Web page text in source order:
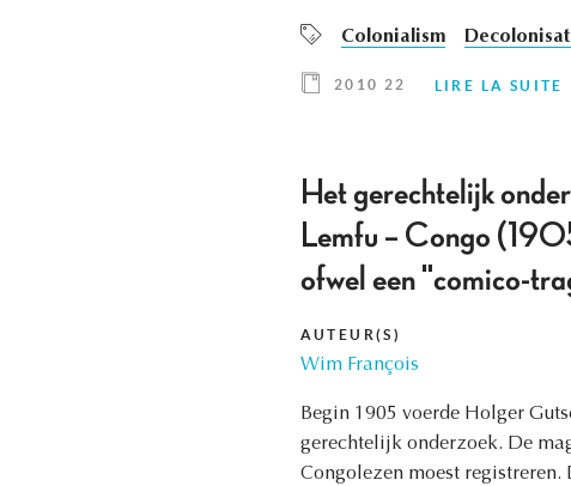
Colonialism
2010 22 LIRE LA SUITE
Het gerechtelijk
Lemfu – Congo
ofwel een "comico-
AUTEUR(S)
Wim François
Begin 1905 voerde Holger
gerechtelijk onderzoek. De
Congolezen moest registreren.